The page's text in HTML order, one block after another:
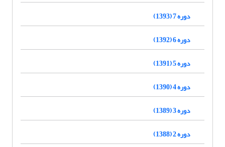
دوره 7 (1393)
دوره 6 (1392)
دوره 5 (1391)
دوره 4 (1390)
دوره 3 (1389)
دوره 2 (1388)